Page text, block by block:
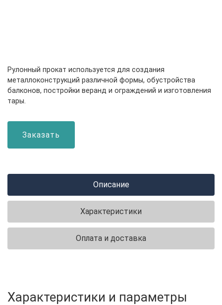
Рулонный прокат используется для создания
металлоконструкций различной формы, обустройства
балконов, постройки веранд и ограждений и изготовления
тары.
Заказать
Описание
Характеристики
Оплата и доставка
Характеристики и параметры